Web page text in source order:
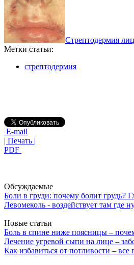
Стрептодермия
Метки статьи:
стрептодермия
E-mail
| Печать |
PDF
Обсуждаемые
Боли в груди: почему болит грудь?
Левомеколь - воздействует там где
Новые статьи
Боль в спине ниже поясницы –
Лечение угревой сыпи на лице –
Как избавиться от потливости –